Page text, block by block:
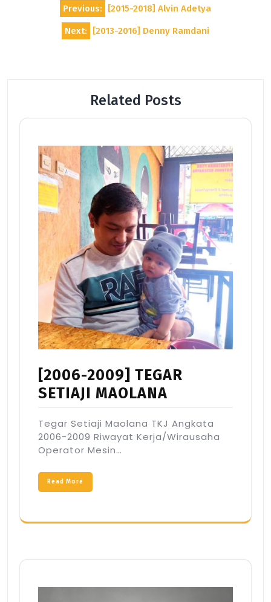
navigation
Previous: [2015-2018] Alvin Adetya
Next: [2013-2016] Denny Ramdani
Related Posts
[2006-2009] TEGAR
SETIAJI MAOLANA
Tegar Setiaji Maolana TKJ Angkata
2006-2009 Riwayat Kerja/Wirausaha
Operator Mesin…
Read More